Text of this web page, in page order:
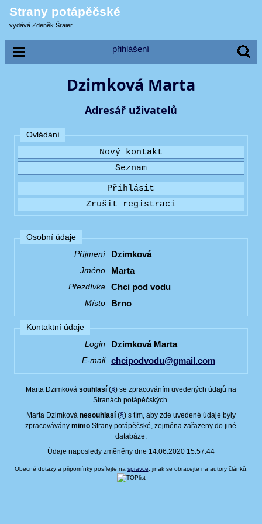
Strany potápěčské
vydává Zdeněk Šraier
přihlášení
Dzimková Marta
Adresář uživatelů
Ovládání
Osobní údaje
Příjmení
Dzimková
Jméno Marta
Přezdívka Chci pod vodu
Místo Brno
Kontaktní údaje
Login
Dzimková Marta
E-mail chcipodvodu@gmail.com
Marta Dzimková souhlasí(§) se zpracováním uvedených údajů na
Stranách potápěčských.
Marta Dzimková nesouhlasí(§) s tím, aby zde uvedené údaje byly
zpracováványmimo Strany potápěčské, zejména zařazeny do jiné
databáze.
Údaje naposledy změněny dne 14.06.2020 15:57:44
Obecné dotazy a připomínky posílejte na spravce , jinak se obracejte na autory článků.